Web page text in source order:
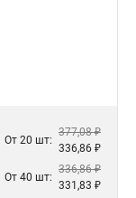
От 20 шт:
377,08 ₽
336,86 ₽
От 40 шт:
336,86 ₽
331,83 ₽